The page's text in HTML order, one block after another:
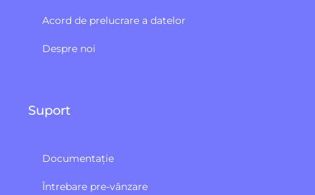
Acord de prelucrare a datelor
Despre noi
Suport
Documentație
Întrebare pre-vânzare